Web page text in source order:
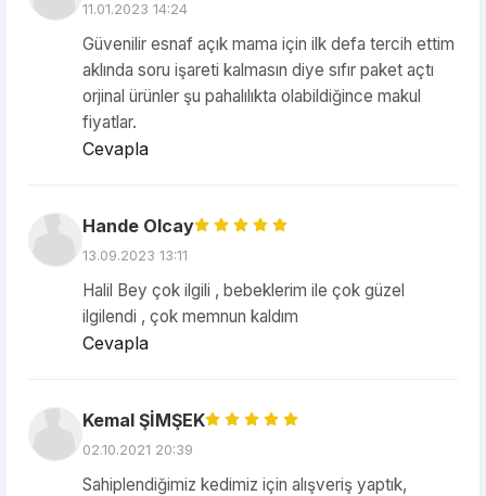
11.01.2023 14:24
Güvenilir esnaf açık mama için ilk defa tercih ettim
aklında soru işareti kalmasın diye sıfır paket açtı
orjinal ürünler şu pahalılıkta olabildiğince makul
fiyatlar.
Cevapla
Hande Olcay
13.09.2023 13:11
Halil Bey çok ilgili , bebeklerim ile çok güzel
ilgilendi , çok memnun kaldım
Cevapla
Kemal ŞİMŞEK
02.10.2021 20:39
Sahiplendiğimiz kedimiz için alışveriş yaptık,